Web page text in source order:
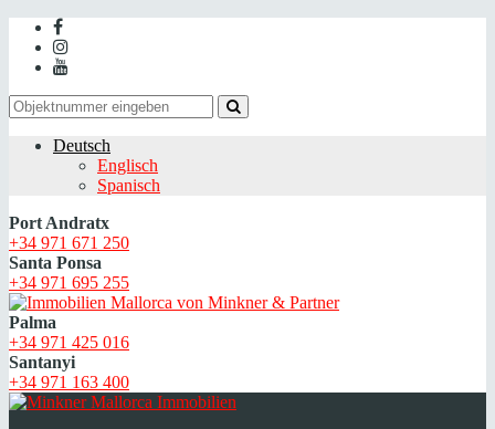
Deutsch
Englisch
Spanisch
Port Andratx
+34 971 671 250
Santa Ponsa
+34 971 695 255
Palma
+34 971 425 016
Santanyi
+34 971 163 400